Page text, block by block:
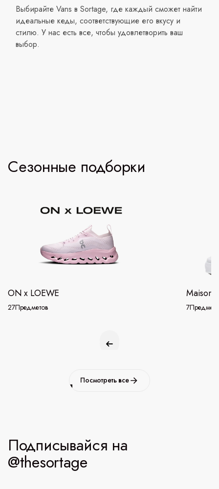
Выбирайте Vans в Sortage, где каждый сможет найти
идеальные кеды, соответствующие его вкусу и
стилю. У нас есть все, чтобы удовлетворить ваш
выбор.
Сезонные подборки
ON x LOEWE
27Предметов
Maison
7
Посмотреть все
Подписывайся на
@thesortage